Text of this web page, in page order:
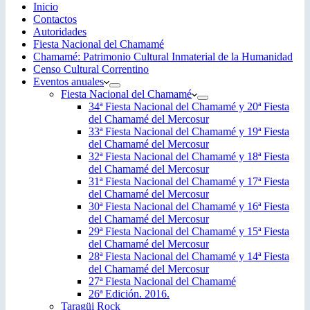
Inicio
Contactos
Autoridades
Fiesta Nacional del Chamamé
Chamamé: Patrimonio Cultural Inmaterial de la Humanidad
Censo Cultural Correntino
Eventos anuales
Fiesta Nacional del Chamamé
34ª Fiesta Nacional del Chamamé y 20ª Fiesta
del Chamamé del Mercosur
33ª Fiesta Nacional del Chamamé y 19ª Fiesta
del Chamamé del Mercosur
32ª Fiesta Nacional del Chamamé y 18ª Fiesta
del Chamamé del Mercosur
31ª Fiesta Nacional del Chamamé y 17ª Fiesta
del Chamamé del Mercosur
30ª Fiesta Nacional del Chamamé y 16ª Fiesta
del Chamamé del Mercosur
29ª Fiesta Nacional del Chamamé y 15ª Fiesta
del Chamamé del Mercosur
28ª Fiesta Nacional del Chamamé y 14ª Fiesta
del Chamamé del Mercosur
27ª Fiesta Nacional del Chamamé
26ª Edición. 2016.
Taragüi Rock